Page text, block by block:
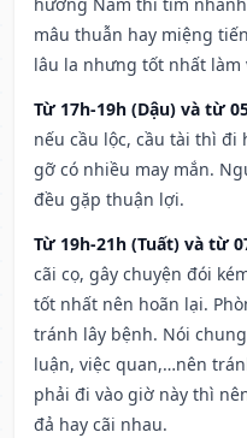
mâu thuẫn hay miệng
lâu la nhưng tốt nhất làm
Từ 17h-19h (Dậu) và từ
nếu cầu lộc, cầu tài thì đi
gỡ có nhiều may mắn.
đều gặp thuận lợi.
Từ 19h-21h (Tuất) và từ
cãi cọ, gây chuyện đói
tốt nhất nên hoãn lại.
tránh lây bệnh. Nói
luận, việc quan,…nên
phải đi vào giờ này thì
đả hay cãi nhau.